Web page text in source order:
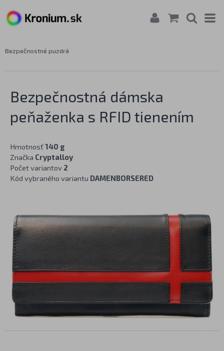
Bezpečnostné puzdrá
Bezpečnostná dámska
peňaženka s RFID tienením
Hmotnosť 140 g
Značka Cryptalloy
Počet variantov 2
Kód vybraného variantu DAMENBORSERED